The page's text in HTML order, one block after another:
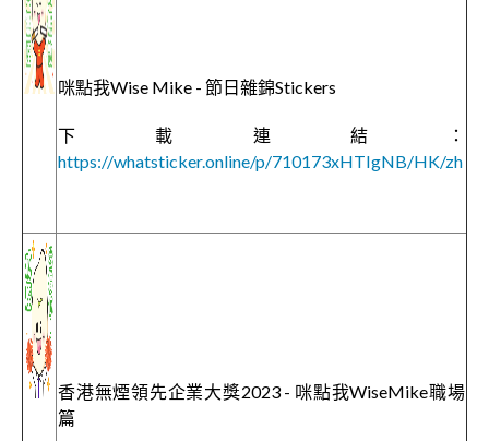
咪點我Wise Mike - 節日雜錦Stickers
下載連結：
https://whatsticker.online/p/710173xHTIgNB/HK/zh
香港無煙領先企業大獎2023 - 咪點我WiseMike職場
篇